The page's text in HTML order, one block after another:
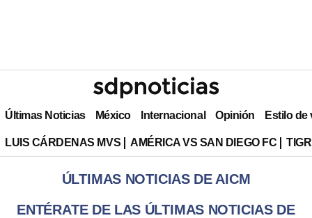
Últimas Noticias México Internacional Opinión Estilo de
LUIS CÁRDENAS MVS AMÉRICA VS SAN DIEGO FC
ÚLTIMAS NOTICIAS DE AICM
ENTÉRATE DE LAS ÚLTIMAS NOTICIAS DE